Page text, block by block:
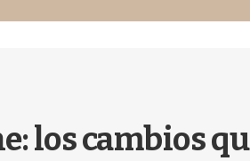
los cambios